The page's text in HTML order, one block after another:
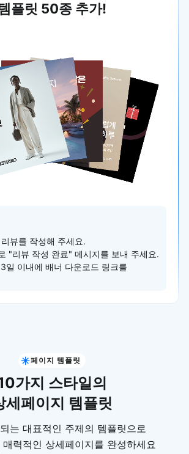
플릿 50종 추가!
뷰를 작성해 주세요.
"리뷰 작성 완료" 메시지를 보내 주세요.
일 이내에 배너 다운로드 링크를
페이지 템플릿
가지 스타일의
세페이지 템플릿
는 대표적인 주제의 템플릿으로
력적인 상세페이지를 완성하세요